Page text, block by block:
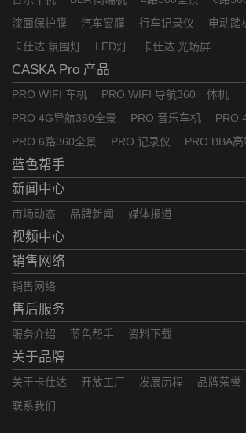
漆面保护膜
汽车窗膜 行车记录仪
电动踏
卡仕达 氛围灯
LED灯 卡仕达 光场屏
CASKA Pro 产品
PRO WIFI 车机
PRO WIFI 导航360一体机
PRO 4G导航360全景
PRO 音乐车机
PRO
PRO 6路360全景
PRO 记录仪 PRO BBA
蓝色帮手
新闻中心
市场动态 品牌新闻 媒体报道
视频中心
销售网络
销售网络
售后服务
服务介绍 蓝色帮手 资料下载
关于品牌
关于卡仕达 开放工厂 发展历程 品牌荣誉
联系我们